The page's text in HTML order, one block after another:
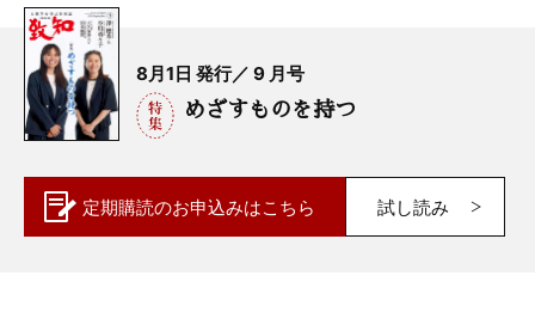
8月1日 発行／ 9 月号
めざすものを持つ
定期購読のお申込みはこちら 試し読み